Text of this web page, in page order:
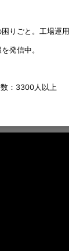
りごと。工場運
発信中。
：3300人以上